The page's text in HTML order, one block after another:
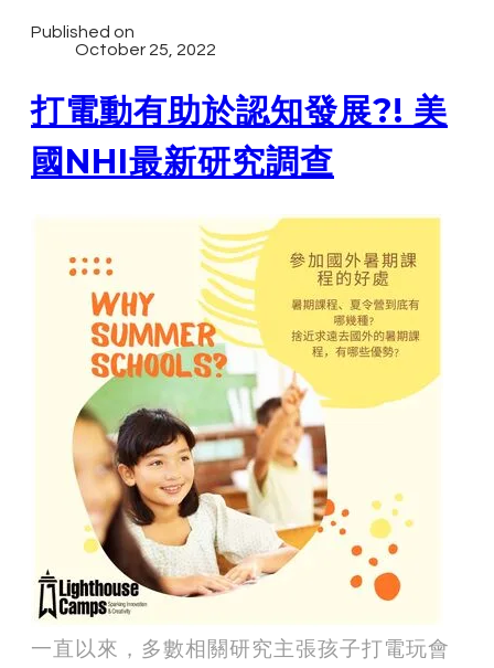
Published on
October 25, 2022
打電動有助於認知發展?! 美
國NHI最新研究調查
一直以來，多數相關研究主張孩子打電玩會